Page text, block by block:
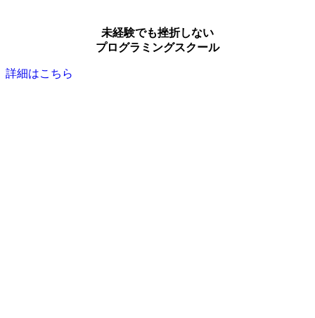
未経験でも挫折しない
プログラミングスクール
詳細はこちら